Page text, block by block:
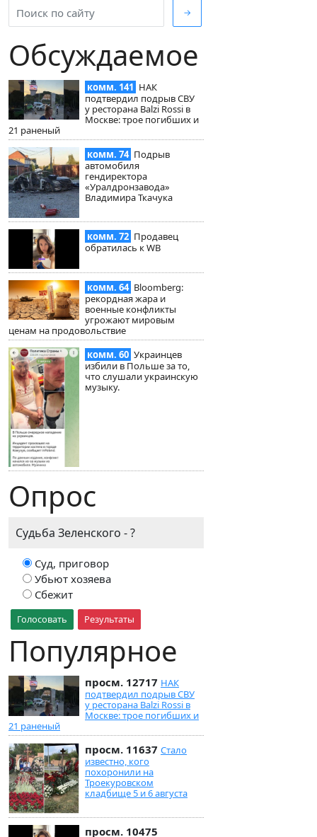
→
Обсуждаемое
комм. 141 НАК
подтвердил подрыв СВУ
у ресторана Balzi Rossi в
Москве: трое погибших и
21 раненый
комм. 74 Подрыв
автомобиля
гендиректора
«Уралдронзавода»
Владимира Ткачука
комм. 72 Продавец
обратилась к WB
комм. 64 Bloomberg:
рекордная жара и
военные конфликты
угрожают мировым
ценам на продовольствие
комм. 60 Украинцев
избили в Польше за то,
что слушали украинскую
музыку.
Опрос
Судьба Зеленского - ?
Суд, приговор
Убьют хозяева
Сбежит
Голосовать Результаты
Популярное
просм. 12717 НАК
подтвердил подрыв СВУ
у ресторана Balzi Rossi в
Москве: трое погибших и
21 раненый
просм. 11637 Стало
известно, кого
похоронили на
Троекуровском
кладбище 5 и 6 августа
просм. 10475